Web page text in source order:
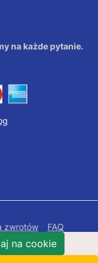
na każde pytanie.
zwrotów
FAQ
Strony
na cookie